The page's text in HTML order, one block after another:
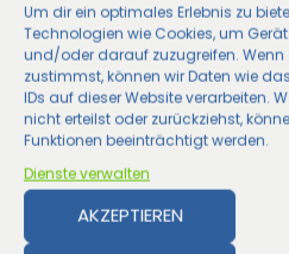
Um dir ein optimales Erlebnis zu
Technologien wie Cookies, um
und/oder darauf zuzugreifen.
zustimmst, können wir Daten wie
IDs auf dieser Website verarbeiten.
nicht erteilst oder zurückziehst,
Funktionen beeinträchtigt werden.
Dienste verwalten
AKZEPTIEREN